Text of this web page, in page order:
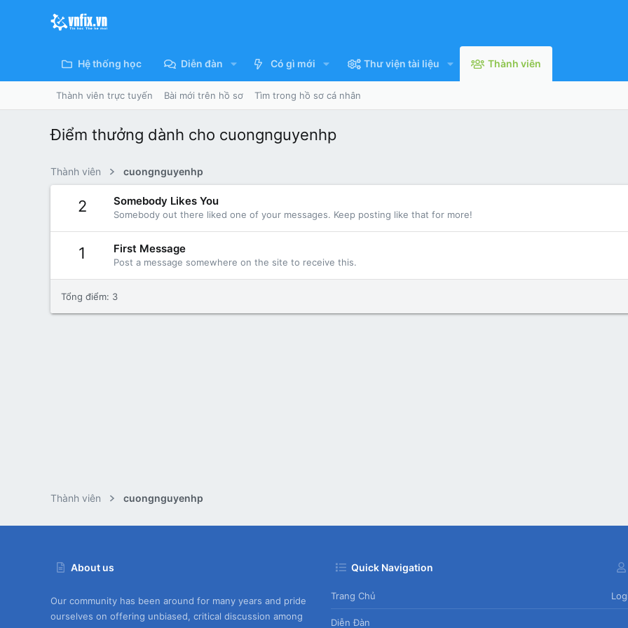
Hệ thống học Diễn đàn Có gì mới Thư viện tài liệu Thành viên
Thành viên trực tuyến Bài mới trên hồ sơ Tìm trong hồ sơ cá nhân
Điểm thưởng dành cho cuongnguyenhp
Thành viên cuongnguyenhp
2 Somebody Likes You
Somebody out there liked one of your messages. Keep posting like that for more!
1 First Message
Post a message somewhere on the site to receive this.
Tổng điểm: 3
Thành viên cuongnguyenhp
About us
Our community has been around for many years and pride
ourselves on offering unbiased, critical discussion among
Quick Navigation
Trang Chủ
Diễn Đàn